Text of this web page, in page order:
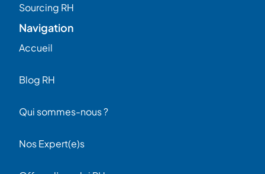
Sourcing RH
Navigation
Accueil
Blog RH
Qui sommes-nous ?
Nos Expert(e)s